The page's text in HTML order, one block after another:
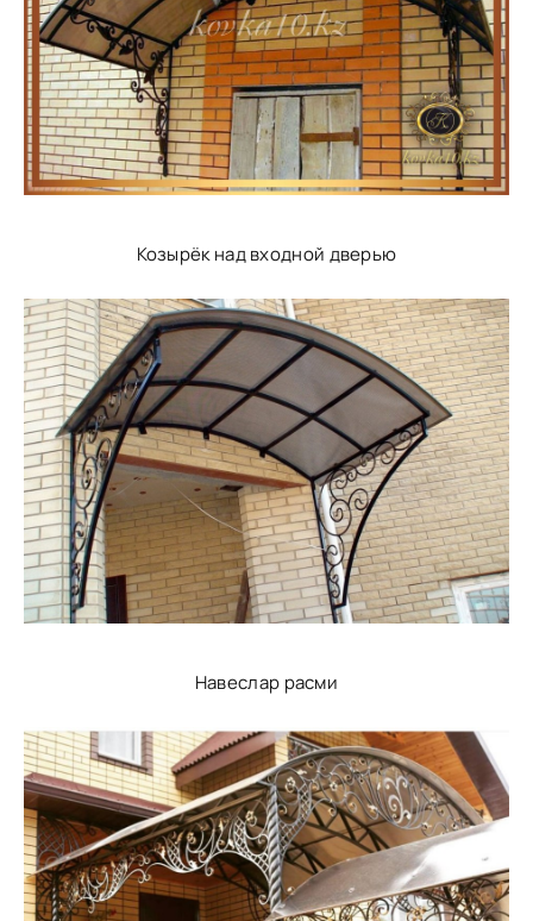
Козырёк над входной дверью
Навеслар расми